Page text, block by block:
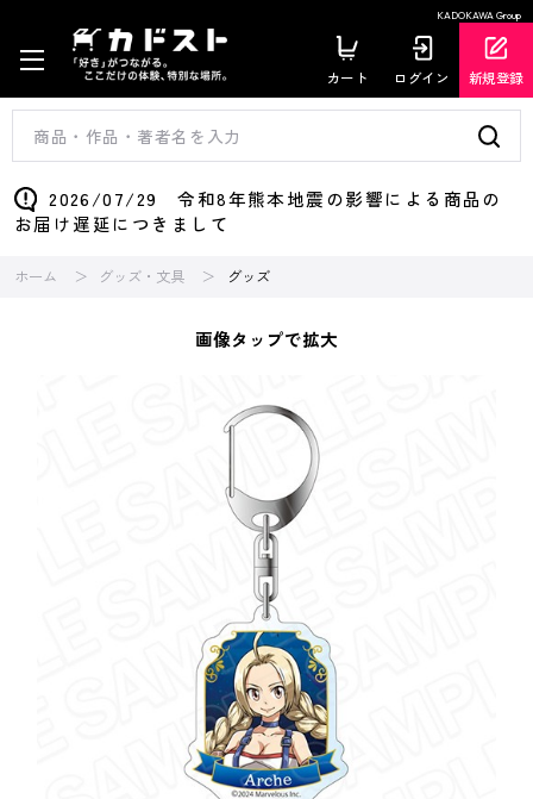
KADOKAWA Group
カート ログイン 新規登録
2026/07/29 令和8年熊本地震の影響による商品の
お届け遅延につきまして
ホーム グッズ・文具 グッズ
画像タップで拡大